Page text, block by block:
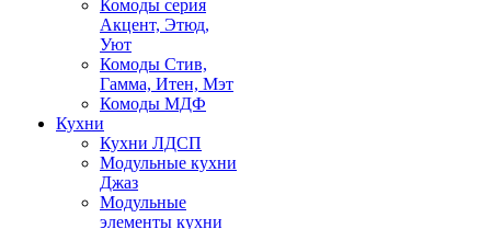
Комоды серия
Акцент, Этюд,
Уют
Комоды Стив,
Гамма, Итен, Мэт
Комоды МДФ
Кухни
Кухни ЛДСП
Модульные кухни
Джаз
Модульные
элементы кухни